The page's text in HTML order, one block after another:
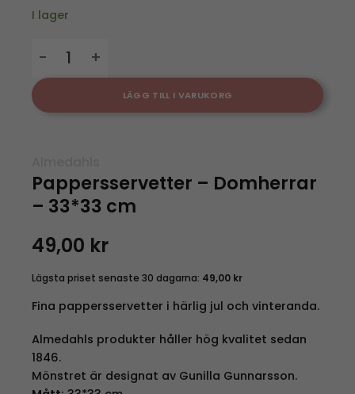
I lager
LÄGG TILL I VARUKORG
Pappersservetter – Domherrar
– 33*33 cm
49,00 kr
Lägsta priset senaste 30 dagarna: 49,00 kr
Fina pappersservetter i härlig jul och vinteranda.
Almedahls produkter håller hög kvalitet sedan
1846.
Mönstret är designat av Gunilla Gunnarsson.